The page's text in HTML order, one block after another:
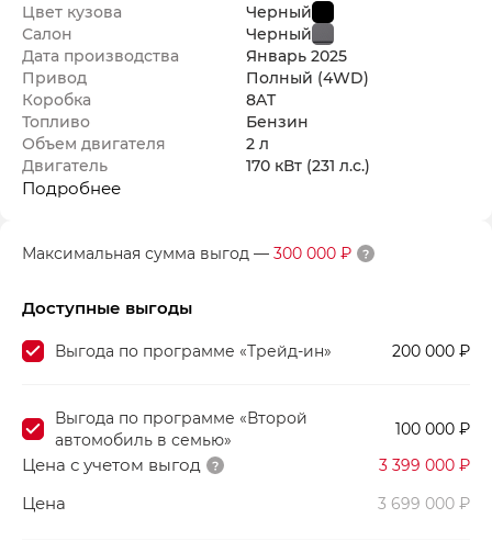
Цвет кузова
Черный
Салон
Черный
Дата производства
Январь 2025
Привод
Полный (4WD)
Коробка
8AT
Топливо
Бензин
Объем двигателя
2 л
Двигатель
170 кВт (231 л.с.)
Подробнее
Максимальная сумма выгод — 300 000 ₽
Доступные выгоды
200 000 ₽
Выгода по программе «Трейд-ин»
100 000 ₽
Выгода по программе «Второй
автомобиль в семью»
Цена с учетом выгод 3 399 000 ₽
Цена 3 699 000 ₽